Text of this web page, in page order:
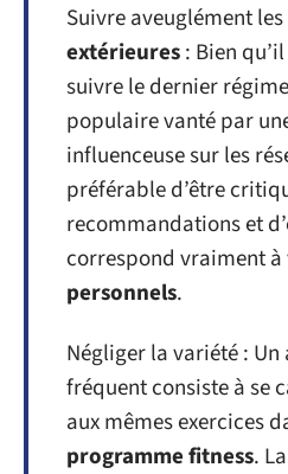
Suivre aveuglément les
extérieures: Bien
suivre le dernier
populaire vanté par
influenceuse sur les
préférable d’être
recommandations et
correspond vraiment à
personnels.
Négliger la variété :
fréquent consiste à se
aux mêmes exercices
programme fitness.